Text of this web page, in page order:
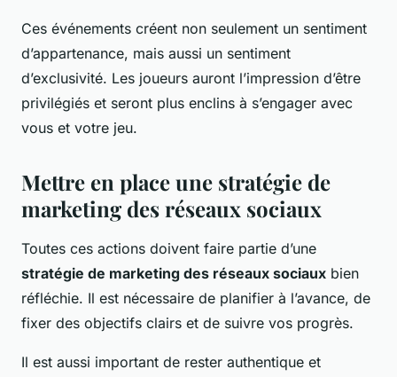
Ces événements créent non seulement un sentiment
d’appartenance, mais aussi un sentiment
d’exclusivité. Les joueurs auront l’impression d’être
privilégiés et seront plus enclins à s’engager avec
vous et votre jeu.
Mettre en place une stratégie de
marketing des réseaux sociaux
Toutes ces actions doivent faire partie d’une
stratégie de marketing des réseaux sociaux bien
réfléchie. Il est nécessaire de planifier à l’avance, de
fixer des objectifs clairs et de suivre vos progrès.
Il est aussi important de rester authentique et